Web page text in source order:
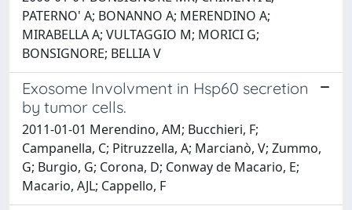
PATERNO' A; BONANNO A; MERENDINO A;
MIRABELLA A; VULTAGGIO M; MORICI G;
BONSIGNORE; BELLIA V
Exosome Involvment in Hsp60 secretion
by tumor cells.
2011-01-01 Merendino, AM; Bucchieri, F;
Campanella, C; Pitruzzella, A; Marcianò, V; Zummo,
G; Burgio, G; Corona, D; Conway de Macario, E;
Macario, AJL; Cappello, F